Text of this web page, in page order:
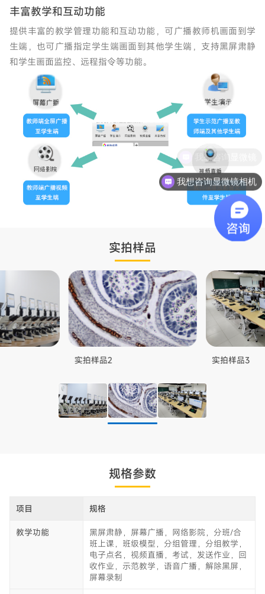
丰富教学和互动功能
提供丰富的教学管理功能和互动功能，可广播教师机画面到学
生端，也可广播指定学生端画面到其他学生端，支持黑屏肃静
和学生画面监控、远程指令等功能。
实拍样品
实拍样品2 实拍样品3
规格参数
项目 规格
教学功能
黑屏肃静，屏幕广播，网络影院，分班/合
班上课，班级模型，分组管理，分组教学，
电子点名，视频直播，考试，发送作业，回
收作业，示范教学，语音广播，解除黑屏，
屏幕录制
我想咨询显微镜相机